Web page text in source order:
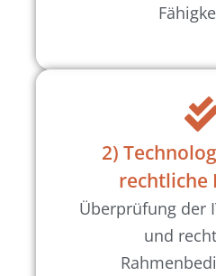
2)
rechtliche
Überprüfung der
und